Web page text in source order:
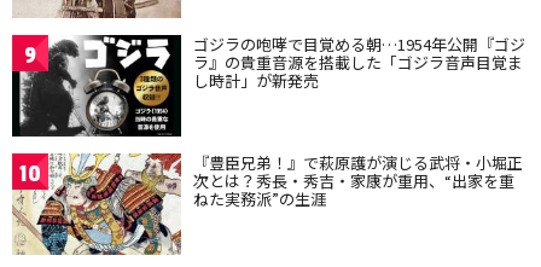
9 ゴジラの咆哮で目覚める朝…1954年公開『ゴジ
ラ』の貴重音源を搭載した「ゴジラ音声目覚ま
し時計」が新発売
10 『豊臣兄弟！』で萩原護が演じる武将・小堀正
次とは？秀長・秀吉・家康が重用、“出家を重
ねた実務派”の生涯